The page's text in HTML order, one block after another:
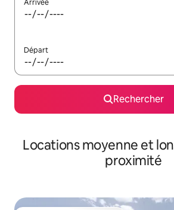
Arrivée
Départ
Rechercher
Locations moyenne et
proximité